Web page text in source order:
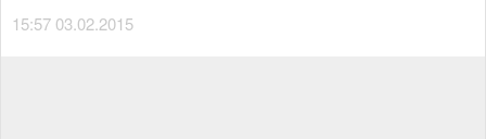
15:57 03.02.2015